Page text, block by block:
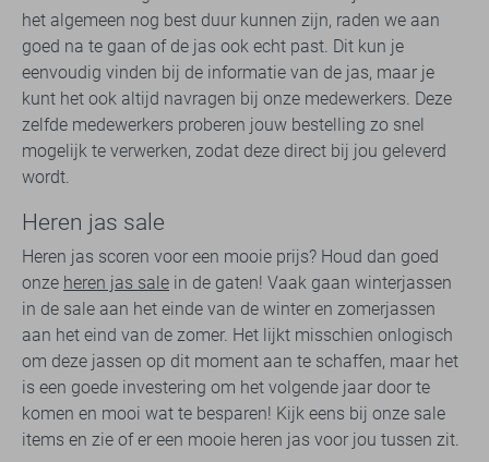
het algemeen nog best duur kunnen zijn, raden we aan
goed na te gaan of de jas ook echt past. Dit kun je
eenvoudig vinden bij de informatie van de jas, maar je
kunt het ook altijd navragen bij onze medewerkers. Deze
zelfde medewerkers proberen jouw bestelling zo snel
mogelijk te verwerken, zodat deze direct bij jou geleverd
wordt.
Heren jas sale
Heren jas scoren voor een mooie prijs? Houd dan goed
onze heren jas sale in de gaten! Vaak gaan winterjassen
in de sale aan het einde van de winter en zomerjassen
aan het eind van de zomer. Het lijkt misschien onlogisch
om deze jassen op dit moment aan te schaffen, maar het
is een goede investering om het volgende jaar door te
komen en mooi wat te besparen! Kijk eens bij onze sale
items en zie of er een mooie heren jas voor jou tussen zit.